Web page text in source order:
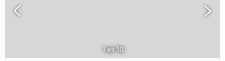
1 из 10